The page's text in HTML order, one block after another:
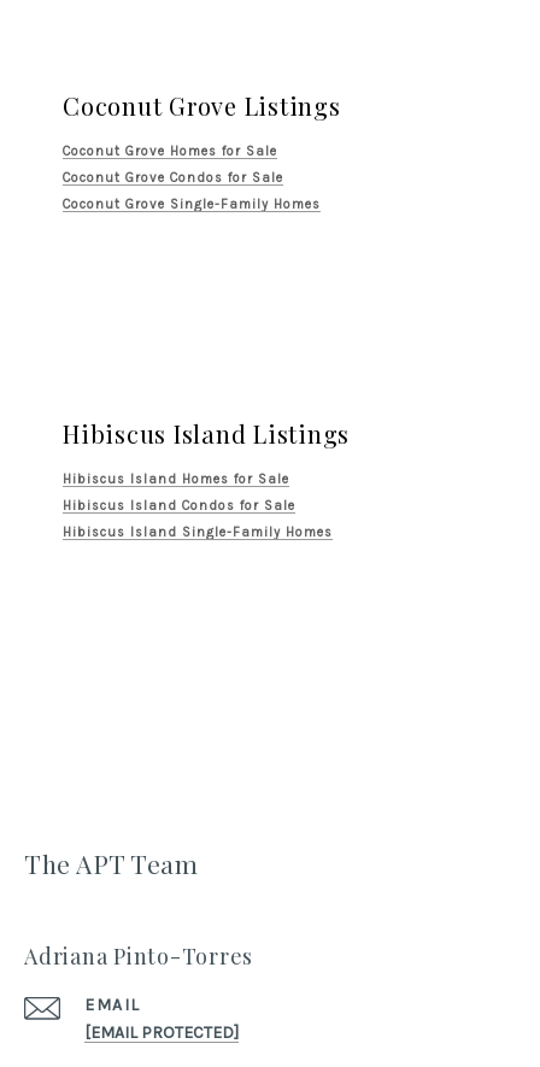
Coconut Grove Listings
Coconut Grove Homes for Sale
Coconut Grove Condos for Sale
Coconut Grove Single-Family Homes
Hibiscus Island Listings
Hibiscus Island Homes for Sale
Hibiscus Island Condos for Sale
Hibiscus Island Single-Family Homes
The APT Team
Adriana Pinto-Torres
EMAIL
[EMAIL PROTECTED]